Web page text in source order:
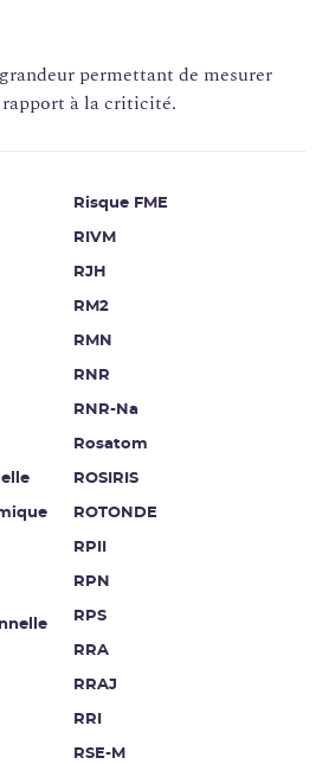
permettant de mesurer
à la criticité.
Risque FME
RIVM
RJH
RM2
RMN
RNR
RNR-Na
Rosatom
ROSIRIS
ROTONDE
RPII
RPN
RPS
RRA
RRAJ
RRI
RSE-M